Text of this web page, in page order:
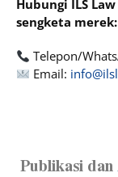
Hubungi ILS
sengketa merek:
Telepon/
Email:
Publikasi dan